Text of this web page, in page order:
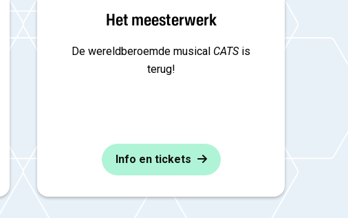
Het meesterwerk
De wereldberoemde musical CATSis
terug!
Info en tickets